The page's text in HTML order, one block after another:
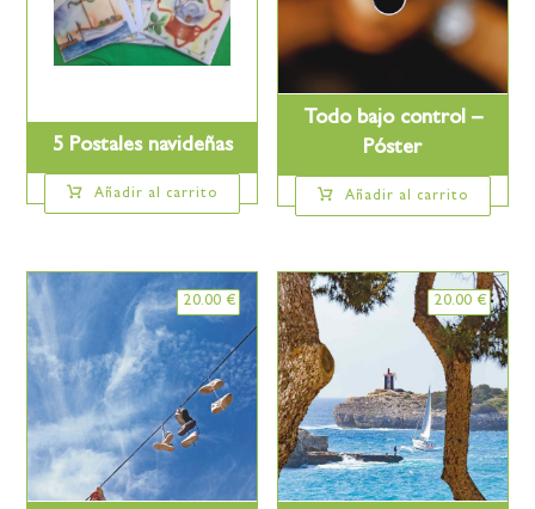
5 Postales navideñas
Añadir al carrito
Todo bajo control –
Póster
Añadir al carrito
20.00 € 20.00 €